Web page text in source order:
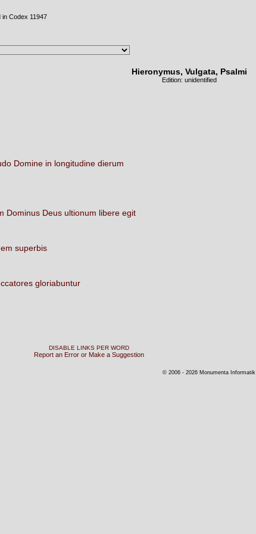
in Codex 11947
Hieronymus, Vulgata, Psalmi
Edition: unidentified
Domine in longitudine dierum
Dominus Deus ultionum libere egit
superbis
gloriabuntur
DISABLE LINKS PER WORD
Report an Error or Make a Suggestion
© 2006 - 2026 Monumenta Informatik